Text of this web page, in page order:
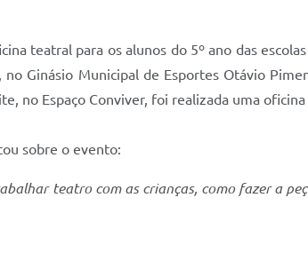
teatral para os alunos do 5º ano das
Ginásio Municipal de Esportes Otávio
no Espaço Conviver, foi realizada uma
sobre o evento:
teatro com as crianças, como fazer a